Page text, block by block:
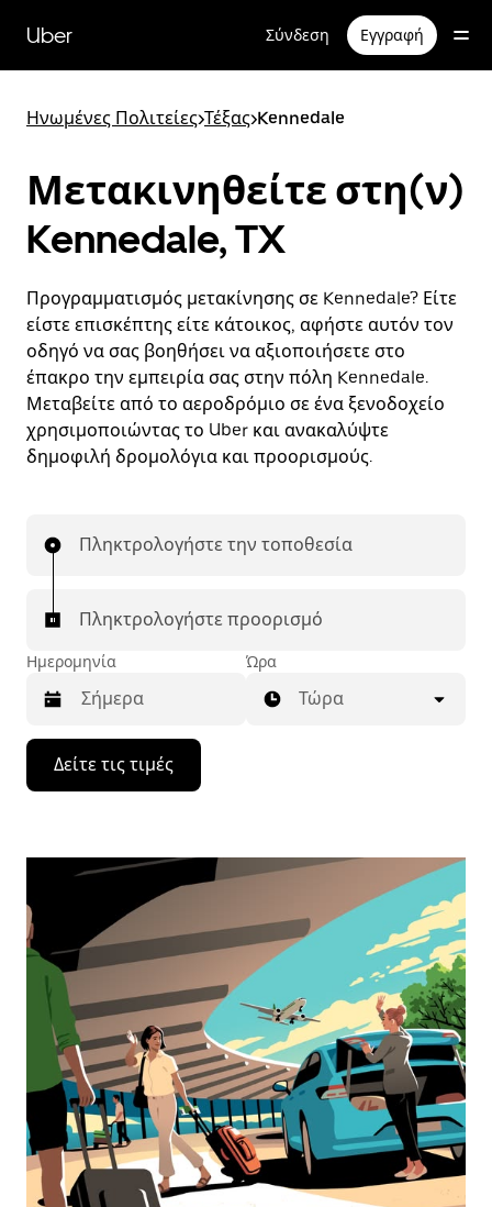
κύριο
περιεχόμενο
Uber Σύνδεση Εγγραφή
Ηνωμένες Πολιτείες>Τέξας>Kennedale
Μετακινηθείτε στη(ν)
Kennedale, TX
Προγραμματισμός μετακίνησης σε Kennedale? Είτε
είστε επισκέπτης είτε κάτοικος, αφήστε αυτόν τον
οδηγό να σας βοηθήσει να αξιοποιήσετε στο
έπακρο την εμπειρία σας στην πόλη Kennedale.
Μεταβείτε από το αεροδρόμιο σε ένα ξενοδοχείο
χρησιμοποιώντας το Uber και ανακαλύψτε
δημοφιλή δρομολόγια και προορισμούς.
Πληκτρολογήστε την τοποθεσία
Πληκτρολογήστε προορισμό
Ημερομηνία
Πατήστε
πλήκτρο
να
μετακινηθείτε
στο
ημερολόγιο
επιλέξετε
ημερομηνία.
Πατήστε
πλήκτρο
escape
για
να
Ώρα
Τώρα
Δείτε τις τιμές